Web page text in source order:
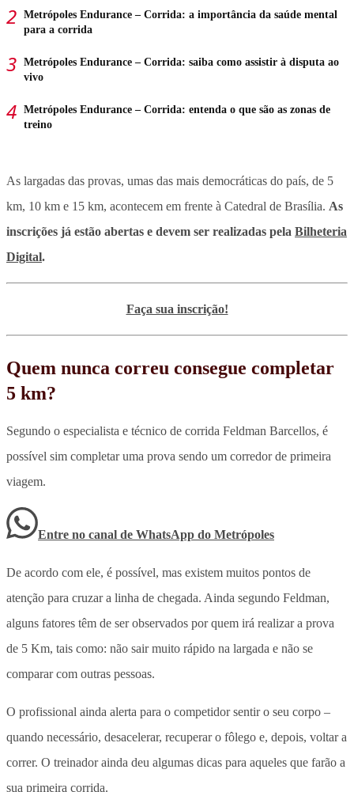
Metrópoles Endurance – Corrida: a importância da saúde mental
para a corrida
Metrópoles Endurance – Corrida: saiba como assistir à disputa ao
vivo
Metrópoles Endurance – Corrida: entenda o que são as zonas de
treino
As largadas das provas, umas das mais democráticas do país, de 5
km, 10 km e 15 km, acontecem em frente à Catedral de Brasília. As
inscrições já estão abertas e devem ser realizadas pela Bilheteria
Digital.
Faça sua inscrição!
Quem nunca correu consegue completar
5 km?
Segundo o especialista e técnico de corrida Feldman Barcellos, é
possível sim completar uma prova sendo um corredor de primeira
viagem.
Entre no canal de WhatsApp do Metrópoles
De acordo com ele, é possível, mas existem muitos pontos de
atenção para cruzar a linha de chegada. Ainda segundo Feldman,
alguns fatores têm de ser observados por quem irá realizar a prova
de 5 Km, tais como: não sair muito rápido na largada e não se
comparar com outras pessoas.
O profissional ainda alerta para o competidor sentir o seu corpo –
quando necessário, desacelerar, recuperar o fôlego e, depois, voltar a
correr. O treinador ainda deu algumas dicas para aqueles que farão a
sua primeira corrida.